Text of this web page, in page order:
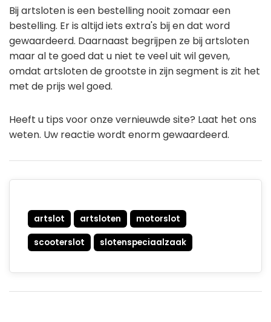
Bij artsloten is een bestelling nooit zomaar een
bestelling. Er is altijd iets extra's bij en dat word
gewaardeerd. Daarnaast begrijpen ze bij artsloten
maar al te goed dat u niet te veel uit wil geven,
omdat artsloten de grootste in zijn segment is zit het
met de prijs wel goed.
Heeft u tips voor onze vernieuwde site? Laat het ons
weten. Uw reactie wordt enorm gewaardeerd.
artslot artsloten motorslot
scooterslot slotenspeciaalzaak